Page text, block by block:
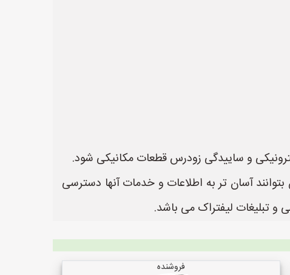
و ساییدگی زودرس قطعات مکانیکی شود.
آسان تر به اطلاعات و خدمات آنها دسترسی
فروشنده